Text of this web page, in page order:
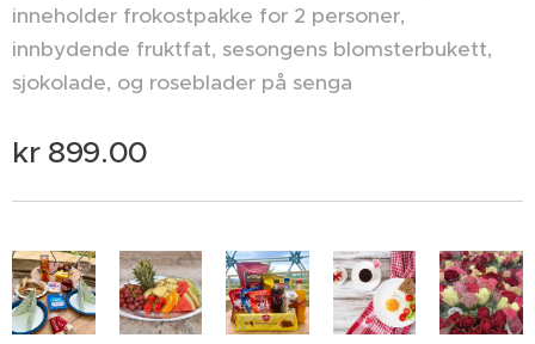
inneholder frokostpakke for 2 personer,
innbydende fruktfat, sesongens blomsterbukett,
sjokolade, og roseblader på senga
kr 899.00